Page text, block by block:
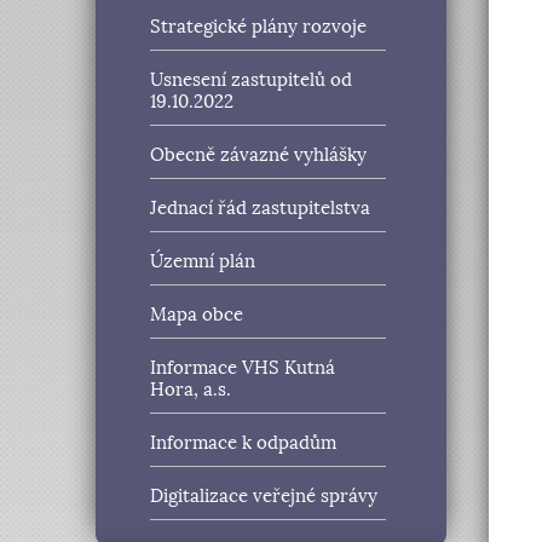
Strategické plány rozvoje
Usnesení zastupitelů od
19.10.2022
Obecně závazné vyhlášky
Jednací řád zastupitelstva
Územní plán
Mapa obce
Informace VHS Kutná
Hora, a.s.
Informace k odpadům
Digitalizace veřejné správy